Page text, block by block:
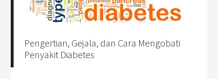
Pengertian, Gejala, dan Cara Mengobati
Penyakit Diabetes